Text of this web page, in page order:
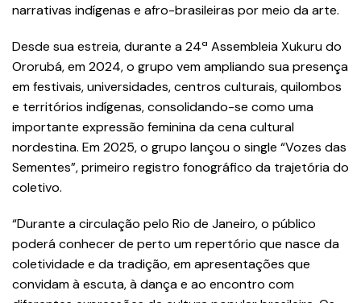
narrativas indígenas e afro-brasileiras por meio da arte.
Desde sua estreia, durante a 24ª Assembleia Xukuru do
Ororubá, em 2024, o grupo vem ampliando sua presença
em festivais, universidades, centros culturais, quilombos
e territórios indígenas, consolidando-se como uma
importante expressão feminina da cena cultural
nordestina. Em 2025, o grupo lançou o single “Vozes das
Sementes”, primeiro registro fonográfico da trajetória do
coletivo.
“Durante a circulação pelo Rio de Janeiro, o público
poderá conhecer de perto um repertório que nasce da
coletividade e da tradição, em apresentações que
convidam à escuta, à dança e ao encontro com